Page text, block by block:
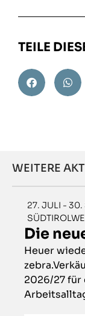
TEILE
WEITERE
27. JULI - 30.
Die
Heuer
2026/27 für